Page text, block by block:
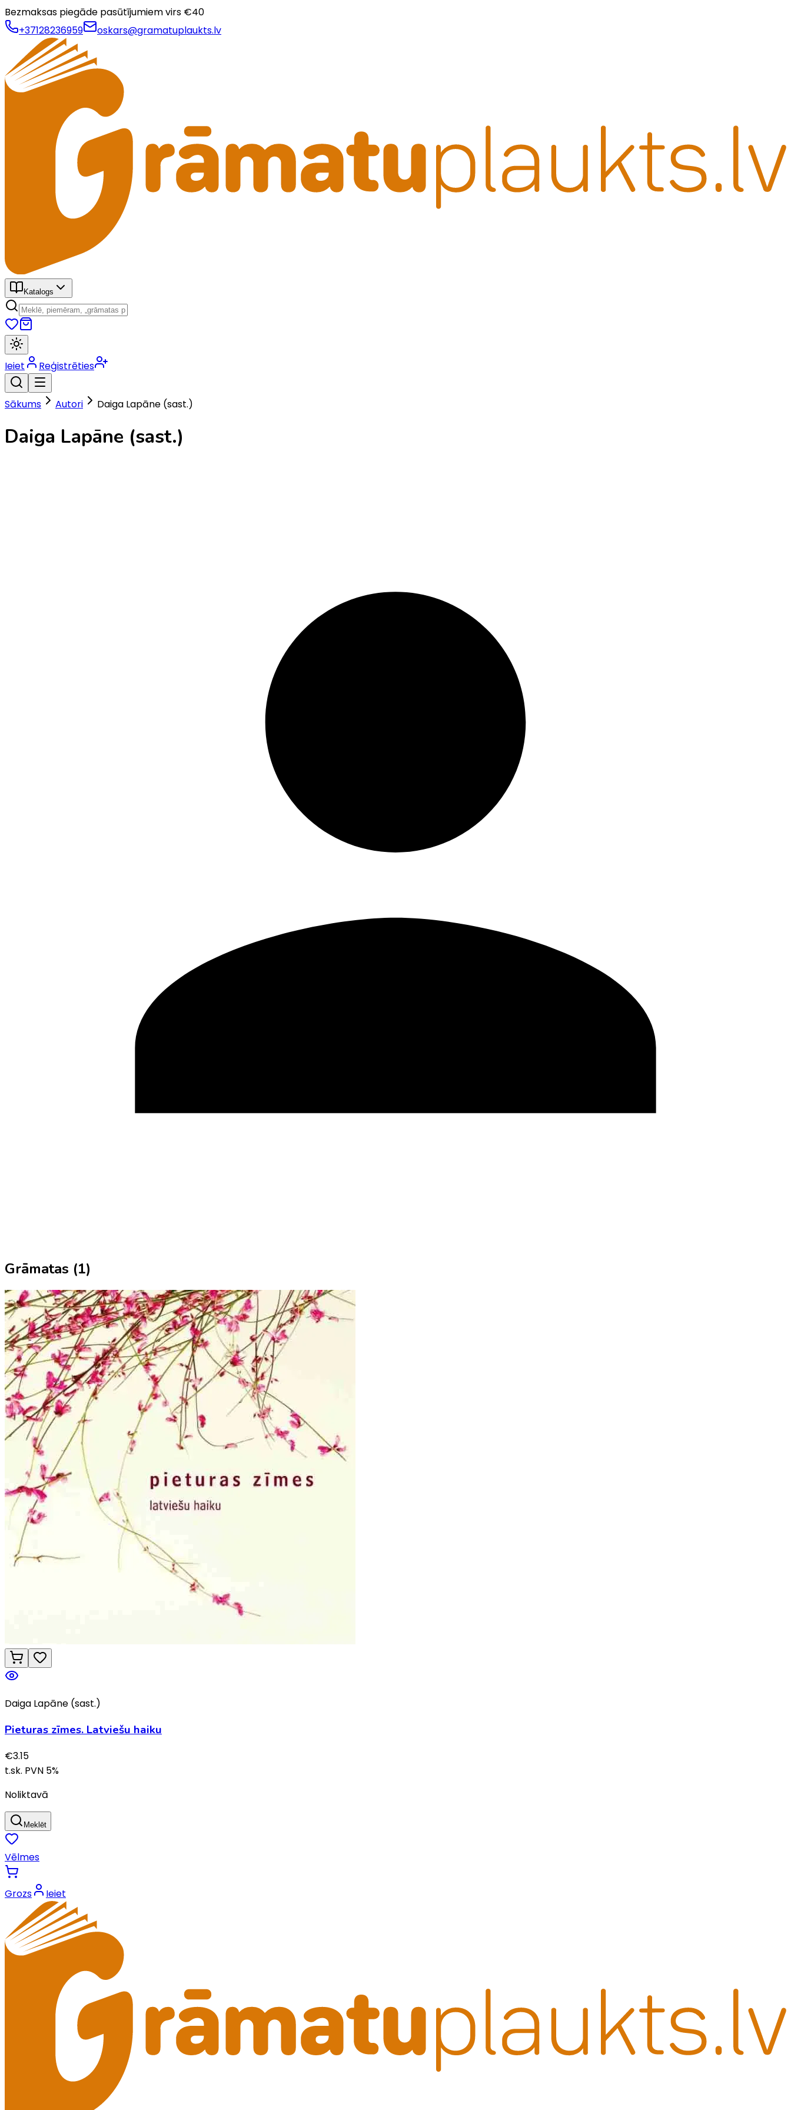
Bezmaksas piegāde pasūtījumiem virs €40
+37128236959
oskars@gramatuplaukts.lv
Katalogs
Ieiet Reģistrēties
Sākums Autori Daiga Lapāne (sast.)
Daiga Lapāne (sast.)
Grāmatas (1)
Daiga Lapāne (sast.)
Pieturas zīmes. Latviešu haiku
€3.15
t.sk. PVN 5%
Noliktavā
Meklēt
Vēlmes
Grozs Ieiet